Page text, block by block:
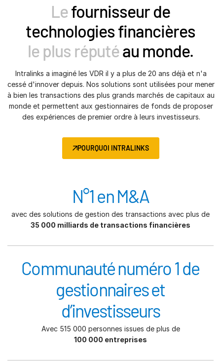
Lefournisseur de
technologies financières
le plus réputéau monde.
Intralinks a imaginé les VDR il y a plus de 20 ans déjà et n'a
cessé d'innover depuis. Nos solutions sont utilisées pour mener
à bien les transactions des plus grands marchés de capitaux au
monde et permettent aux gestionnaires de fonds de proposer
des expériences de premier ordre à leurs investisseurs.
POURQUOI INTRALINKS
N°1 en M&A
avec des solutions de gestion des transactions avec plus de
35 000 milliards de transactions financières
Communauté numéro 1 de
gestionnaires et
d’investisseurs
Avec 515 000 personnes issues de plus de
100 000 entreprises